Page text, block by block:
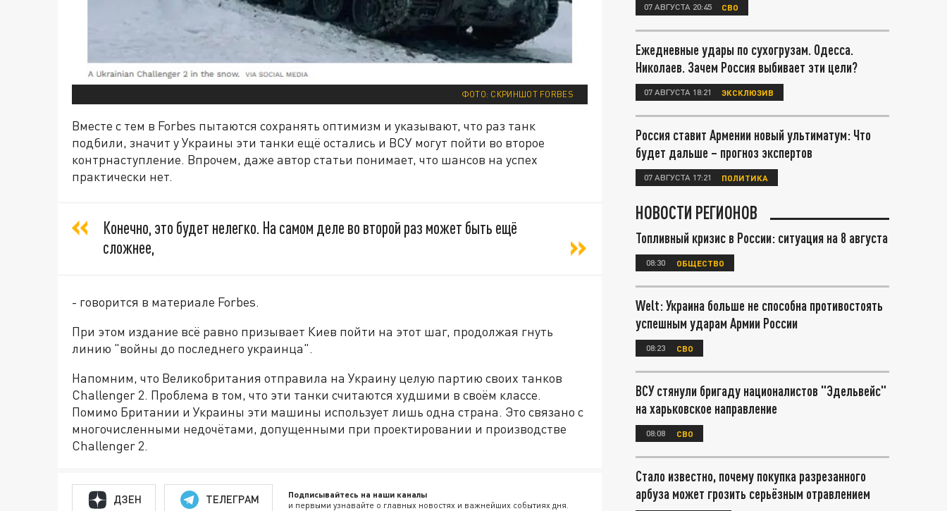
ФОТО: СКРИНШОТ FORBES
Вместе с тем в Forbes пытаются сохранять оптимизм и указывают, что раз танк
подбили, значит у Украины эти танки ещё остались и ВСУ могут пойти во второе
контрнаступление. Впрочем, даже автор статьи понимает, что шансов на успех
практически нет.
Конечно, это будет нелегко. На самом деле во второй раз может быть ещё
сложнее,
- говорится в материале Forbes.
При этом издание всё равно призывает Киев пойти на этот шаг, продолжая гнуть
линию "войны до последнего украинца".
Напомним, что Великобритания отправила на Украину целую партию своих танков
Challenger 2. Проблема в том, что эти танки считаются худшими в своём классе.
Помимо Британии и Украины эти машины использует лишь одна страна. Это связано с
многочисленными недочётами, допущенными при проектировании и производстве
Challenger 2.
ДЗЕН ТЕЛЕГРАМ Подписывайтесь на наши каналы
и первыми узнавайте о главных новостях и важнейших событиях дня.
07 АВГУСТА 20:45 СВО
Ежедневные удары по сухогрузам. Одесса.
Николаев. Зачем Россия выбивает эти цели?
07 АВГУСТА 18:21 ЭКСКЛЮЗИВ
Россия ставит Армении новый ультиматум: Что
будет дальше – прогноз экспертов
07 АВГУСТА 17:21 ПОЛИТИКА
НОВОСТИ РЕГИОНОВ
Топливный кризис в России: ситуация на 8 августа
08:30 ОБЩЕСТВО
Welt: Украина больше не способна противостоять
успешным ударам Армии России
08:23 СВО
ВСУ стянули бригаду националистов "Эдельвейс"
на харьковское направление
08:08 СВО
Стало известно, почему покупка разрезанного
арбуза может грозить серьёзным отравлением